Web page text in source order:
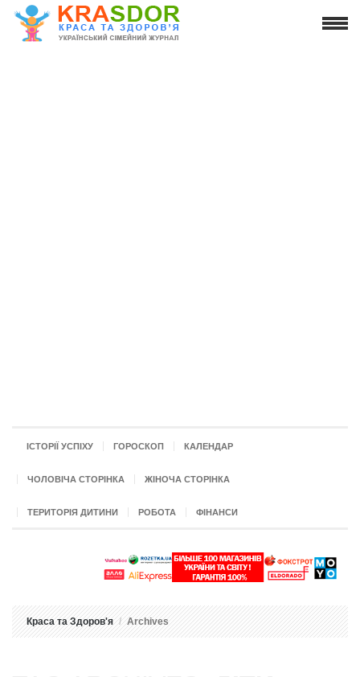
ІСТОРІЇ УСПІХУ ГОРОСКОП КАЛЕНДАР
ЧОЛОВІЧА СТОРІНКА ЖІНОЧА СТОРІНКА
ТЕРИТОРІЯ ДИТИНИ РОБОТА ФІНАНСИ
Краса та Здоров'я Archives